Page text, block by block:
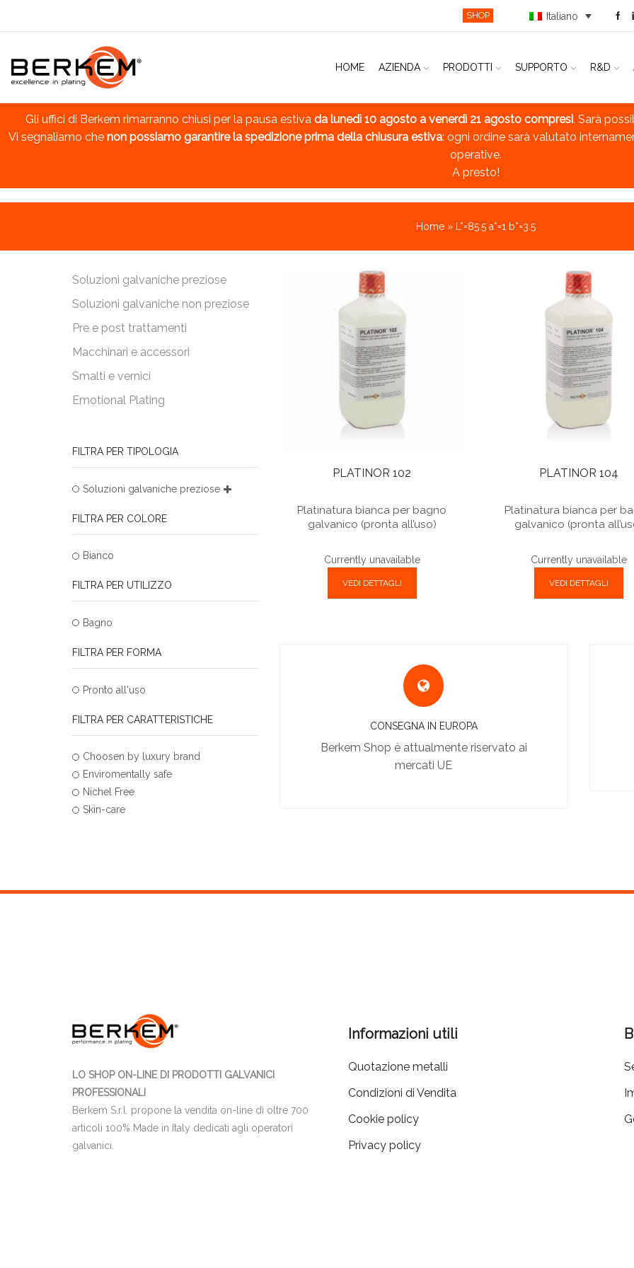
SHOP Italiano
HOME AZIENDA PRODOTTI SUPPORTO R&D
Gli uffici di Berkem rimarranno chiusi per la pausa estiva da lunedì 10 agosto a venerdì 21 agosto compresi. Sarà
Vi segnaliamo che non possiamo garantire la spedizione prima della chiusura estiva: ogni ordine sarà valutato
operative.
A presto!
Home» L*=85.5 a*=1 b*=3.5
PLATINOR 102
Platinatura bianca per bagno
galvanico (pronta all’uso)
Currently unavailable
VEDI DETTAGLI
PLATINOR 104
Platinatura bianca per
galvanico (pronta
Currently unavailable
VEDI DETTAGLI
CONSEGNA IN EUROPA
Berkem Shop è attualmente riservato ai
mercati UE
Soluzioni galvaniche preziose
Soluzioni galvaniche non preziose
Pre e post trattamenti
Macchinari e accessori
Smalti e vernici
Emotional Plating
FILTRA PER TIPOLOGIA
Soluzioni galvaniche preziose
FILTRA PER COLORE
Bianco
FILTRA PER UTILIZZO
Bagno
FILTRA PER FORMA
Pronto all'uso
FILTRA PER CARATTERISTICHE
Choosen by luxury brand
Enviromentally safe
Nichel Free
Skin-care
LO SHOP ON-LINE DI PRODOTTI GALVANICI
PROFESSIONALI
Berkem S.r.l. propone la vendita on-line di oltre 700
articoli 100% Made in Italy dedicati agli operatori
galvanici.
Informazioni utili
Quotazione metalli
Condizioni di Vendita
Cookie policy
Privacy policy